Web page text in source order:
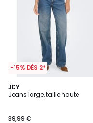
-15% DÈS 2*
JDY
Jeans large, taille haute
39,99 €